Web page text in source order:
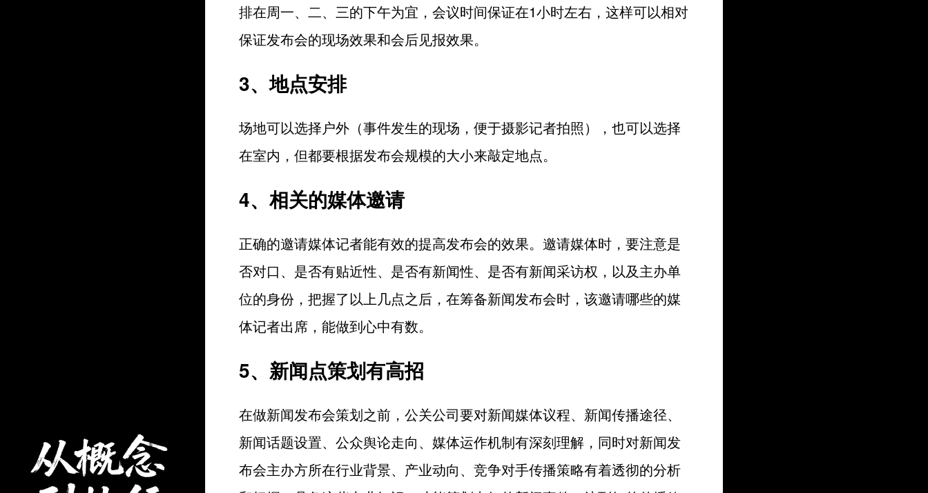
排在周一、二、三的下午为宜，会议时间保证在1小时左右，这样可以相对
保证发布会的现场效果和会后见报效果。
3、地点安排
场地可以选择户外（事件发生的现场，便于摄影记者拍照），也可以选择
在室内，但都要根据发布会规模的大小来敲定地点。
4、相关的媒体邀请
正确的邀请媒体记者能有效的提高发布会的效果。邀请媒体时，要注意是
否对口、是否有贴近性、是否有新闻性、是否有新闻采访权，以及主办单
位的身份，把握了以上几点之后，在筹备新闻发布会时，该邀请哪些的媒
体记者出席，能做到心中有数。
5、新闻点策划有高招
在做新闻发布会策划之前，公关公司要对新闻媒体议程、新闻传播途径、
新闻话题设置、公众舆论走向、媒体运作机制有深刻理解，同时对新闻发
布会主办方所在行业背景、产业动向、竞争对手传播策略有着透彻的分析